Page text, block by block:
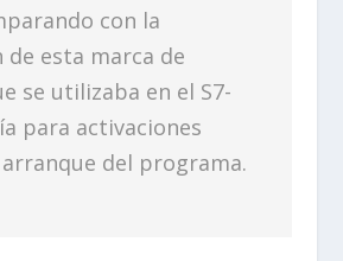
con la
esta marca de
se utilizaba en el S7-
para activaciones
del programa.